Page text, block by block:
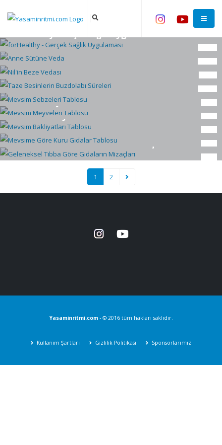
15
Sağlık
14
Anne Sütüne Veda
8
Bebek
Nil'in Beze Vedası
10
Beslenme
Taze Besinlerin Buzdolabı Süreleri
9
Beslenme
Mevsim Sebzeleri Tablosu
9
Beslenme
Mevsim Meyveleri Tablosu
9
Beslenme
Mevsim Bakliyatları Tablosu
9
Beslenme
Mevsime Göre Kuru Gıdalar Tablosu
Beslenme
Geleneksel Tıbba Göre Gıdaların Mizaçları
1 2
Yasaminritmi.com- © 2016 tüm hakları saklıdır.
Kullanım Şartları Gizlilik Politikası Sponsorlarımız